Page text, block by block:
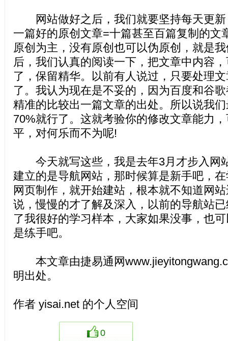
网站做好之后，我们就要坚持每天更新
一篇好的原创文章=十篇甚至百篇复制的文
原创为主，没有原创也可以伪原创，就是
后，我们认真的阅读一下，把文章中内容
了，保留精华。以前有人说过，只要处理
了。我认为现在是不妥的，因为百度和谷
精准的比较出一篇文章的出处。所以说我
70%就行了。这就考验你的修改文章能力
平，对何乐而不为呢!
今天就写这些，我是去年3月才步入网
建立的是导航网站，那时候算是新手吧，
网页制作，就开始建站，根本就不知道网
说，慢慢的才了解及深入，以前的导航站
了我很好的学习样本，大家如果没事，也
是练手吧。
本文章由捷易通网
明出处。
作者 yisai.net 的个人空间
0